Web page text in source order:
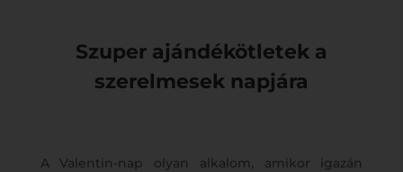
Szuper ajándékötletek a
szerelmesek napjára
A Valentin-nap olyan alkalom, amikor igazán